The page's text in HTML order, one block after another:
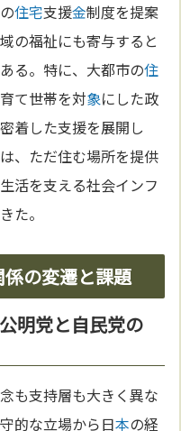
住宅支援金制度を提案
の福祉にも寄与すると
る。特に、大都市の住
て世帯を対象にした政
着した支援を展開し
、ただ住む場所を提供
活を支える社会インフ
た。
の変遷と課題
明党と自民党の
も支持層も大きく異な
的な立場から日本の経